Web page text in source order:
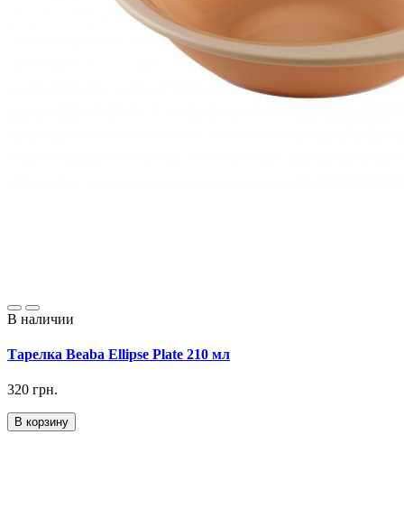
В наличии
Тарелка Beaba Ellipse Plate 210 мл
320 грн.
В корзину